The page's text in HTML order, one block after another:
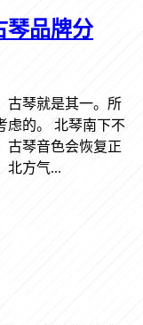
琴品牌分
古琴就是其一。所
虑的。 北琴南下不
古琴音色会恢复正
北方气...